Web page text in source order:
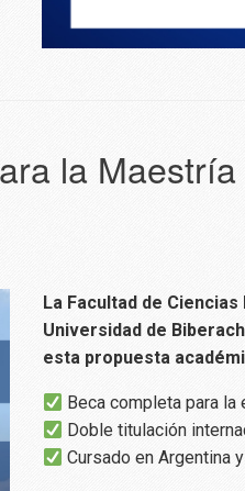
la
La Facultad de
Universidad de
esta propuesta
Beca completa para la
Doble titulación
Cursado en Argentina